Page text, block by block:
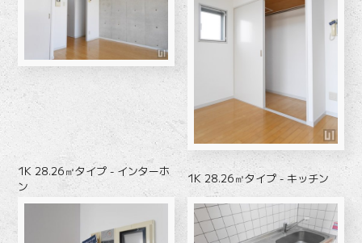
1K 28.26㎡タイプ - インターホ
ン
1K 28.26㎡タイプ - キッチン